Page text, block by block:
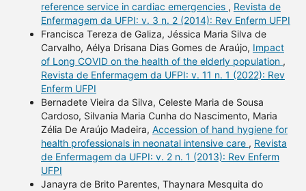
reference service in cardiac emergencies , Revista de
Enfermagem da UFPI: v. 3 n. 2 (2014): Rev Enferm UFPI
Francisca Tereza de Galiza, Jéssica Maria Silva de
Carvalho, Aélya Drisana Dias Gomes de Araújo, Impact
of Long COVID on the health of the elderly population ,
Revista de Enfermagem da UFPI: v. 11 n. 1 (2022): Rev
Enferm UFPI
Bernadete Vieira da Silva, Celeste Maria de Sousa
Cardoso, Silvania Maria Cunha do Nascimento, Maria
Zélia De Araújo Madeira, Accession of hand hygiene for
health professionals in neonatal intensive care , Revista
de Enfermagem da UFPI: v. 2 n. 1 (2013): Rev Enferm
UFPI
Janayra de Brito Parentes, Thaynara Mesquita do